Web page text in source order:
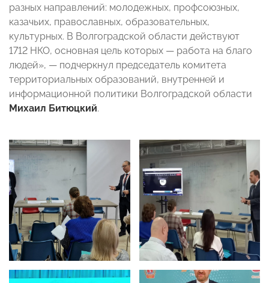
разных направлений: молодежных, профсоюзных,
казачьих, православных, образовательных,
культурных. В Волгоградской области действуют
1712 НКО, основная цель которых — работа на благо
людей», — подчеркнул председатель комитета
территориальных образований, внутренней и
информационной политики Волгоградской области
Михаил Битюцкий.